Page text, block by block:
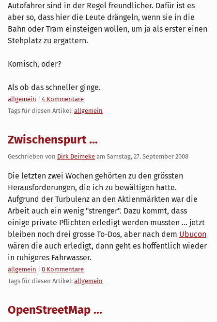
Autofahrer sind in der Regel freundlicher. Dafür ist es
aber so, dass hier die Leute drängeln, wenn sie in die
Bahn oder Tram einsteigen wollen, um ja als erster einen
Stehplatz zu ergattern.
Komisch, oder?
Als ob das schneller ginge.
Kategorien:
allgemein
4 Kommentare
Tags für diesen Artikel: allgemein
Zwischenspurt ...
Geschrieben von Dirk Deimeke am Samstag, 27. September 2008
Die letzten zwei Wochen gehörten zu den grössten
Herausforderungen, die ich zu bewältigen hatte.
Aufgrund der Turbulenz an den Aktienmärkten war die
Arbeit auch ein wenig "strenger". Dazu kommt, dass
einige private Pflichten erledigt werden mussten ... jetzt
bleiben noch drei grosse To-Dos, aber nach dem Ubucon
wären die auch erledigt, dann geht es hoffentlich wieder
in ruhigeres Fahrwasser.
Kategorien:
allgemein
0 Kommentare
Tags für diesen Artikel: allgemein
OpenStreetMap ...